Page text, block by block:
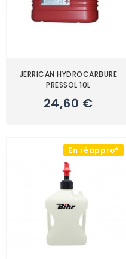
JERRICAN HYDROCARBURE
PRESSOL 10L
24,60 €
En réappro*